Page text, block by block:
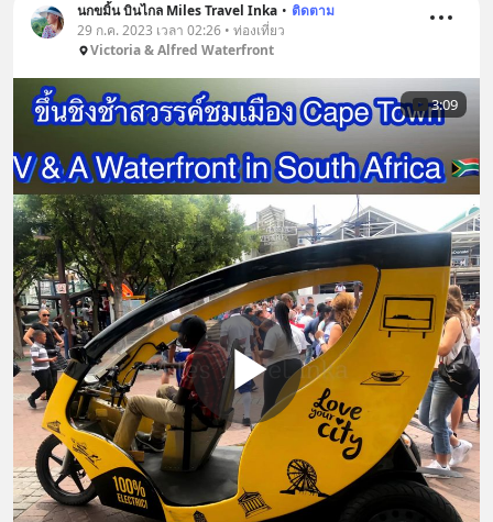
นกขมิ้น บินไกล Miles Travel Inka • ติดตาม
29 ก.ค. 2023 เวลา 02:26 • ท่องเที่ยว
Victoria & Alfred Waterfront
3:09